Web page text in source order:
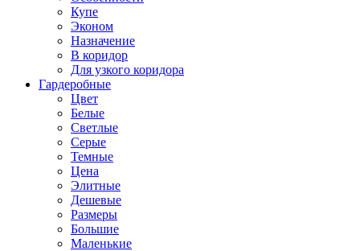
Купе
Эконом
Назначение
В коридор
Для узкого коридора
Гардеробные
Цвет
Белые
Светлые
Серые
Темные
Цена
Элитные
Дешевые
Размеры
Большие
Маленькие